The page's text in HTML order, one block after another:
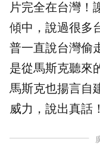
片完全在台灣！
傾中，說過很多
普一直說台灣偷
是從馬斯克聽來
馬斯克也揚言自
威力，說出真話！